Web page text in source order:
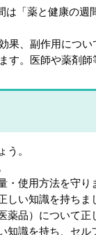
「薬と健康の週
果、副作用につ
す。医師や薬剤
う。
・使用方法を守り
しい知識を持ちま
薬品）について正
知識を持ち、セル